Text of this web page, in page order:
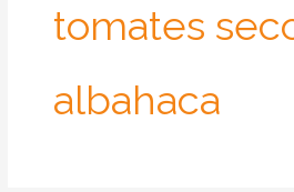
tomates
albahaca